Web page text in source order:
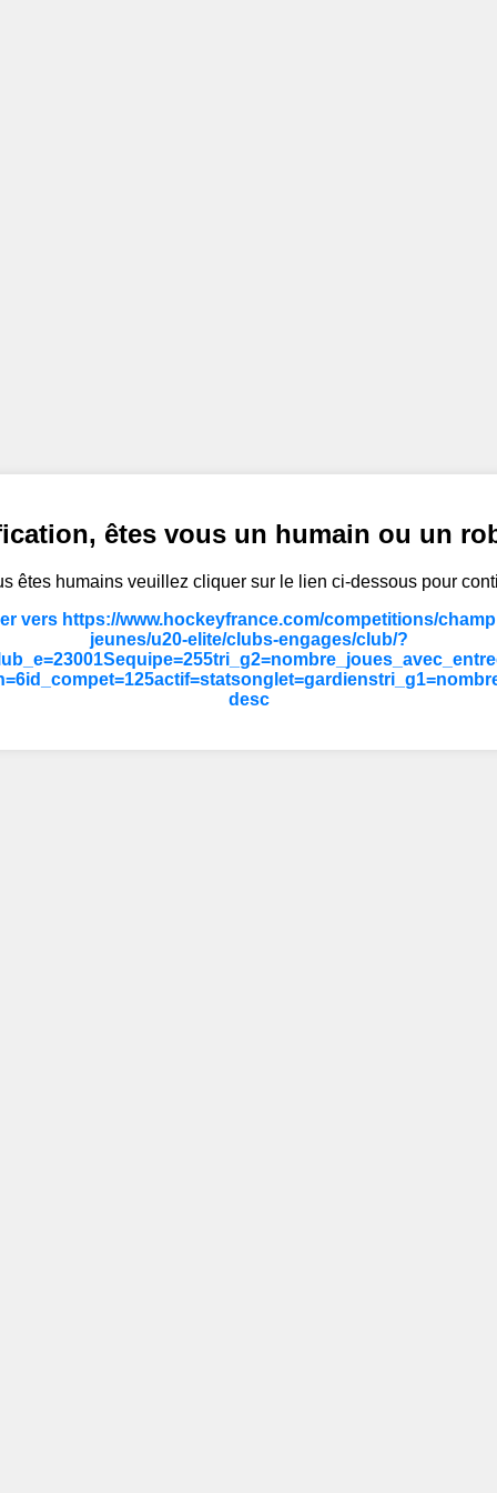
êtes vous un humain ou un
êtes humains veuillez cliquer sur le lien ci-dessous pour
vers https://www.hockeyfrance.com/competitions/
jeunes/u20-elite/clubs-engages/club/?
desc